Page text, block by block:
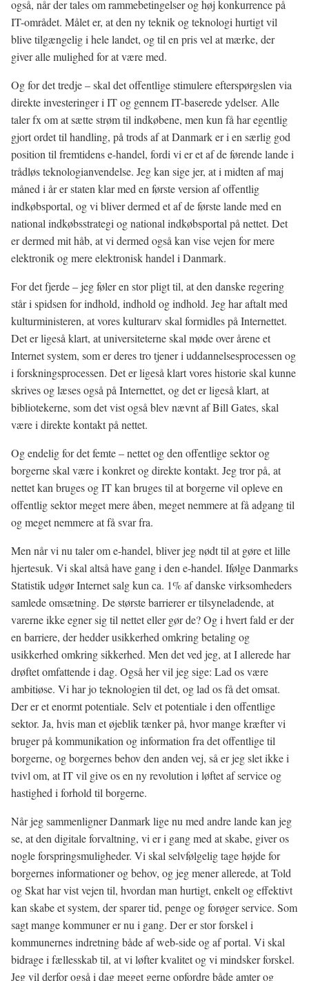
også, når der tales om rammebetingelser og høj konkurrence på
IT-området. Målet er, at den ny teknik og teknologi hurtigt vil
blive tilgængelig i hele landet, og til en pris vel at mærke, der
giver alle mulighed for at være med.
Og for det tredje – skal det offentlige stimulere efterspørgslen via
direkte investeringer i IT og gennem IT-baserede ydelser. Alle
taler fx om at sætte strøm til indkøbene, men kun få har egentlig
gjort ordet til handling, på trods af at Danmark er i en særlig god
position til fremtidens e-handel, fordi vi er et af de førende lande i
trådløs teknologianvendelse. Jeg kan sige jer, at i midten af maj
måned i år er staten klar med en første version af offentlig
indkøbsportal, og vi bliver dermed et af de første lande med en
national indkøbsstrategi og national indkøbsportal på nettet. Det
er dermed mit håb, at vi dermed også kan vise vejen for mere
elektronik og mere elektronisk handel i Danmark.
For det fjerde – jeg føler en stor pligt til, at den danske regering
står i spidsen for indhold, indhold og indhold. Jeg har aftalt med
kulturministeren, at vores kulturarv skal formidles på Internettet.
Det er ligeså klart, at universiteterne skal møde over årene et
Internet system, som er deres tro tjener i uddannelsesprocessen og
i forskningsprocessen. Det er ligeså klart vores historie skal kunne
skrives og læses også på Internettet, og det er ligeså klart, at
bibliotekerne, som det vist også blev nævnt af Bill Gates, skal
være i direkte kontakt på nettet.
Og endelig for det femte – nettet og den offentlige sektor og
borgerne skal være i konkret og direkte kontakt. Jeg tror på, at
nettet kan bruges og IT kan bruges til at borgerne vil opleve en
offentlig sektor meget mere åben, meget nemmere at få adgang til
og meget nemmere at få svar fra.
Men når vi nu taler om e-handel, bliver jeg nødt til at gøre et lille
hjertesuk. Vi skal altså have gang i den e-handel. Ifølge Danmarks
Statistik udgør Internet salg kun ca. 1% af danske virksomheders
samlede omsætning. De største barrierer er tilsyneladende, at
varerne ikke egner sig til nettet eller gør de? Og i hvert fald er der
en barriere, der hedder usikkerhed omkring betaling og
usikkerhed omkring sikkerhed. Men det ved jeg, at I allerede har
drøftet omfattende i dag. Også her vil jeg sige: Lad os være
ambitiøse. Vi har jo teknologien til det, og lad os få det omsat.
Der er et enormt potentiale. Selv et potentiale i den offentlige
sektor. Ja, hvis man et øjeblik tænker på, hvor mange kræfter vi
bruger på kommunikation og information fra det offentlige til
borgerne, og borgernes behov den anden vej, så er jeg slet ikke i
tvivl om, at IT vil give os en ny revolution i løftet af service og
hastighed i forhold til borgerne.
Når jeg sammenligner Danmark lige nu med andre lande kan jeg
se, at den digitale forvaltning, vi er i gang med at skabe, giver os
nogle forspringsmuligheder. Vi skal selvfølgelig tage højde for
borgernes informationer og behov, og jeg mener allerede, at Told
og Skat har vist vejen til, hvordan man hurtigt, enkelt og effektivt
kan skabe et system, der sparer tid, penge og forøger service. Som
sagt mange kommuner er nu i gang. Der er stor forskel i
kommunernes indretning både af web-side og af portal. Vi skal
bidrage i fællesskab til, at vi løfter kvalitet og vi mindsker forskel.
Jeg vil derfor også i dag meget gerne opfordre både amter og